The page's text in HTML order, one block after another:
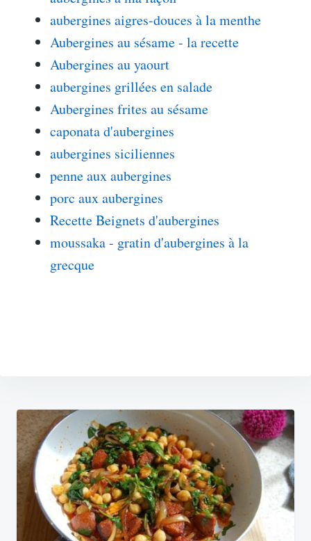
aubergines aigres-douces à la menthe
Aubergines au sésame - la recette
Aubergines au yaourt
aubergines grillées en salade
Aubergines frites au sésame
caponata d'aubergines
aubergines siciliennes
penne aux aubergines
porc aux aubergines
Recette Beignets d'aubergines
moussaka - gratin d'aubergines à la
grecque
Navigation
de
l’article